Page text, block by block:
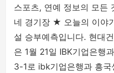
스포츠, 연예 정보의 모든
네 경기장 ★ 오늘의 이야
설 승부예측입니다. 현대
은 1월 21일 IBK기업은행
3-1로 ibk기업은행과 흥